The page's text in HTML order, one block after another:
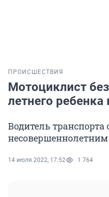
ПРОИСШЕСТВИЯ
Мотоциклист
летнего ребенка
Водитель транспорта
несовершеннолетним
14 июля 2022, 17:52 1 764